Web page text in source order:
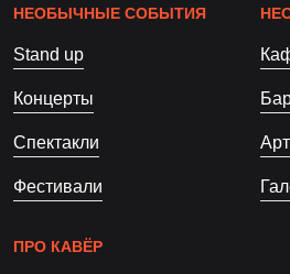
НЕОБЫЧНЫЕ СОБЫТИЯ
Stand up
Концерты
Спектакли
Фестивали
ПРО КАВЁР